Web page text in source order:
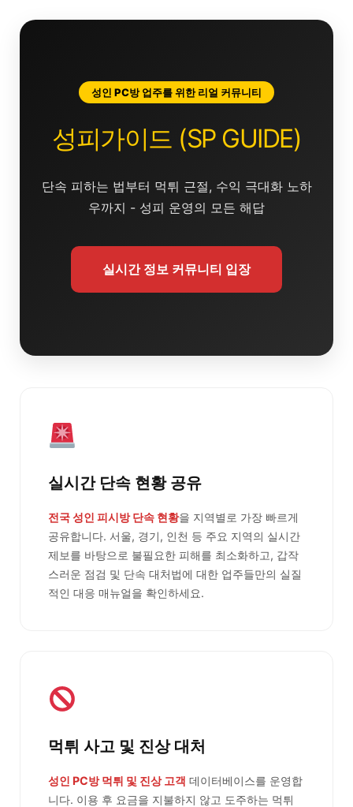
성인 PC방 업주를 위한 리얼 커뮤니티
성피가이드 (SP GUIDE)
단속 피하는 법부터 먹튀 근절, 수익 극대화 노하
우까지 - 성피 운영의 모든 해답
실시간 정보 커뮤니티 입장
실시간 단속 현황 공유
전국 성인 피시방 단속 현황을 지역별로 가장 빠르게
공유합니다. 서울, 경기, 인천 등 주요 지역의 실시간
제보를 바탕으로 불필요한 피해를 최소화하고, 갑작
스러운 점검 및 단속 대처법에 대한 업주들만의 실질
적인 대응 매뉴얼을 확인하세요.
먹튀 사고 및 진상 대처
성인 PC방 먹튀 및 진상 고객 데이터베이스를 운영합
니다. 이용 후 요금을 지불하지 않고 도주하는 먹튀